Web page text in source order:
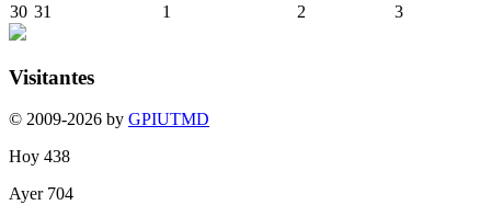
30 31 1 2 3
Visitantes
© 2009-2026 by GPIUTMD
Hoy 438
Ayer 704